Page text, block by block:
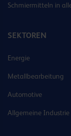
Schmiermitteln in
SEKTOREN
Energie
Metallbearbeitung
Automotive
Allgemeine Industrie